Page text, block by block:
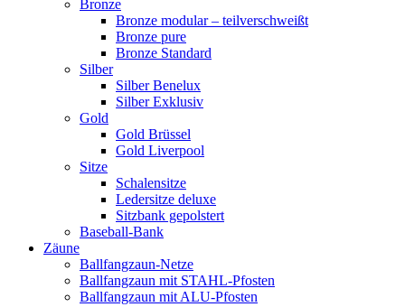
Bronze
Bronze modular – teilverschweißt
Bronze pure
Bronze Standard
Silber
Silber Benelux
Silber Exklusiv
Gold
Gold Brüssel
Gold Liverpool
Sitze
Schalensitze
Ledersitze deluxe
Sitzbank gepolstert
Baseball-Bank
Zäune
Ballfangzaun-Netze
Ballfangzaun mit STAHL-Pfosten
Ballfangzaun mit ALU-Pfosten